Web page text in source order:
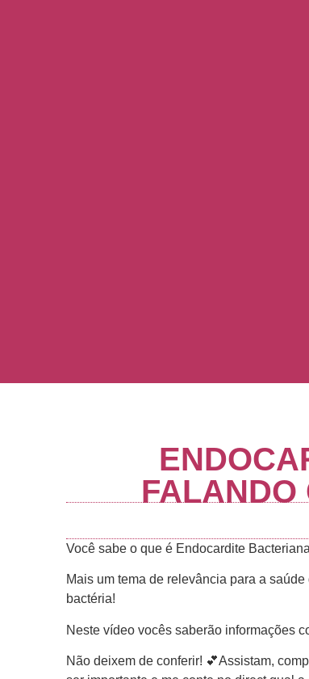
FALANDO
Você sabe o que é Endocardite
Mais um tema de relevância para a
bactéria!
Neste vídeo vocês saberão informações
Não deixem de conferir! 💕Assistam,